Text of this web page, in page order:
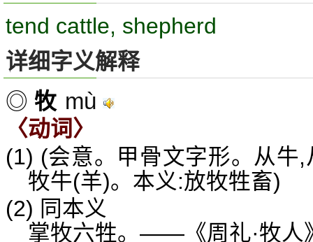
tend cattle, shepherd
详细字义解释
◎ 牧 mù
〈动词〉
(1) (会意。甲骨文字形。从牛
牧牛(羊)。本义:放牧牲畜)
(2) 同本义
掌牧六牲。——《周礼·牧人